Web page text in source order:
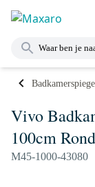
Vivo
100cm Rond
M45-1000-43080